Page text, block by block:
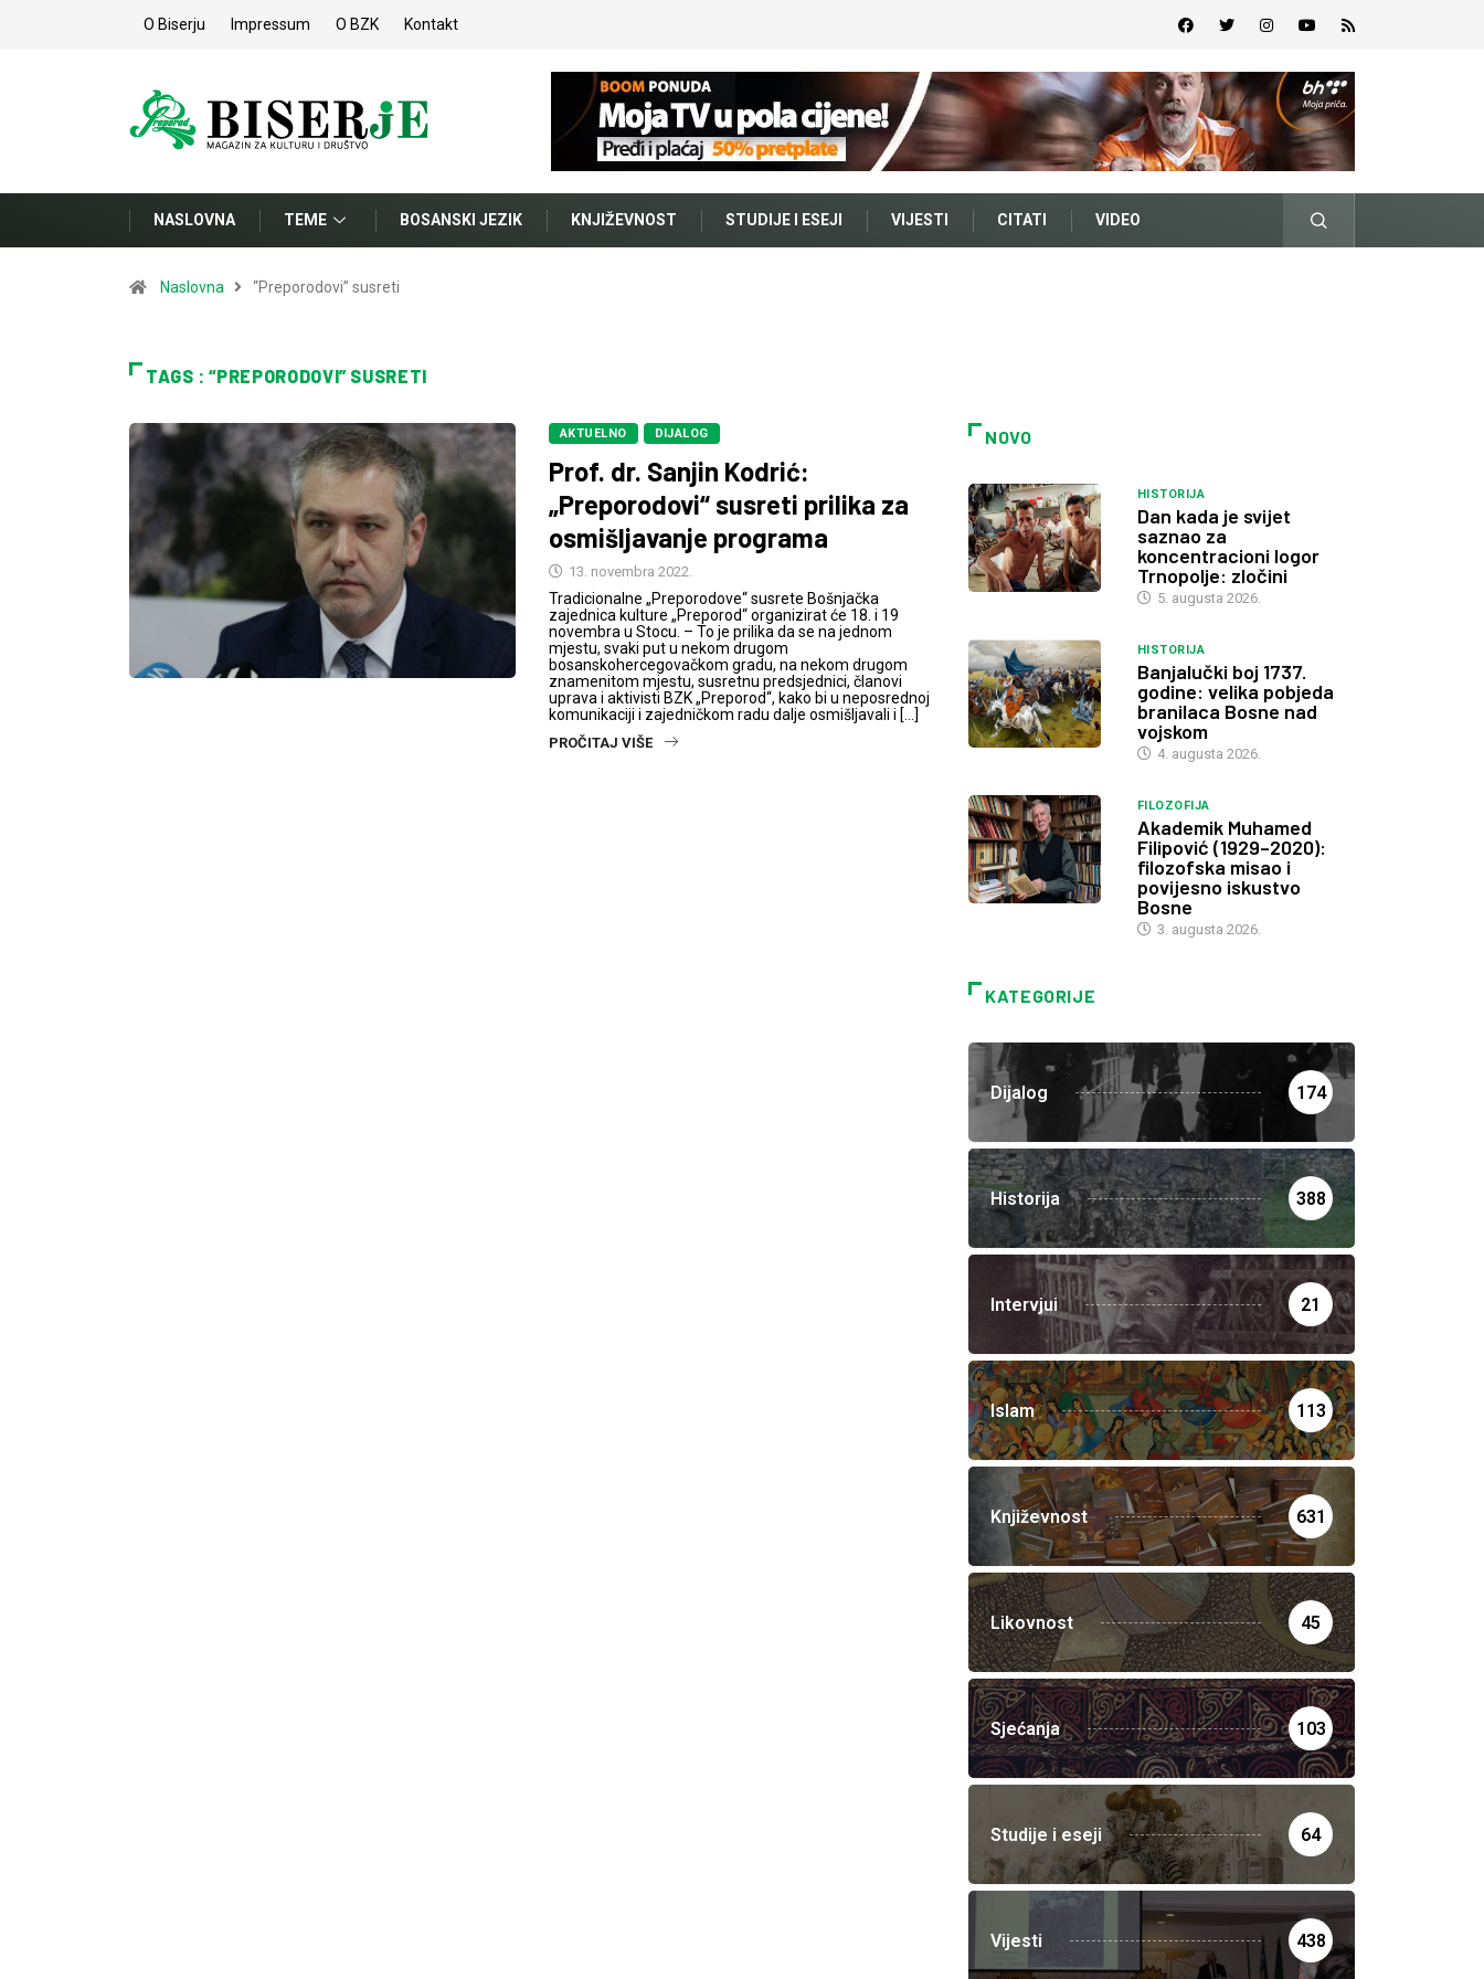
O Biserju Impressum O BZK Kontakt
NASLOVNA TEME BOSANSKI JEZIK KNJIŽEVNOST STUDIJE I ESEJI VIJESTI CITATI VIDEO
Naslovna “Preporodovi” susreti
TAGS : “PREPORODOVI” SUSRETI
AKTUELNO DIJALOG
Prof. dr. Sanjin Kodrić:
„Preporodovi“ susreti prilika za
osmišljavanje programa
13. novembra 2022.
Tradicionalne „Preporodove“ susrete Bošnjačka
zajednica kulture „Preporod“ organizirat će 18. i 19
novembra u Stocu. – To je prilika da se na jednom
mjestu, svaki put u nekom drugom
bosanskohercegovačkom gradu, na nekom drugom
znamenitom mjestu, susretnu predsjednici, članovi
uprava i aktivisti BZK „Preporod“, kako bi u neposrednoj
komunikaciji i zajedničkom radu dalje osmišljavali i […]
PROČITAJ VIŠE
NOVO
HISTORIJA
Dan kada je svijet
saznao za
koncentracioni logor
Trnopolje: zločini
5. augusta 2026.
HISTORIJA
Banjalučki boj 1737.
godine: velika pobjeda
branilaca Bosne nad
vojskom
4. augusta 2026.
FILOZOFIJA
Akademik Muhamed
Filipović (1929–2020):
filozofska misao i
povijesno iskustvo
Bosne
3. augusta 2026.
KATEGORIJE
Dijalog 174
Historija 388
Intervjui 21
Islam 113
Književnost 631
Likovnost 45
Sjećanja 103
Studije i eseji 64
Vijesti 438